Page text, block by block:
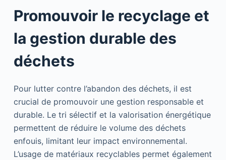
Promouvoir le recyclage et
la gestion durable des
déchets
Pour lutter contre l’abandon des déchets, il est
crucial de promouvoir une gestion responsable et
durable. Le tri sélectif et la valorisation énergétique
permettent de réduire le volume des déchets
enfouis, limitant leur impact environnemental.
L’usage de matériaux recyclables permet également